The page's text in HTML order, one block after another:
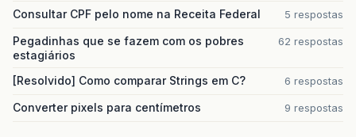
Consultar CPF pelo nome na Receita Federal 5 respostas
Pegadinhas que se fazem com os pobres
estagiários
62 respostas
[Resolvido] Como comparar Strings em C? 6 respostas
Converter pixels para centímetros 9 respostas